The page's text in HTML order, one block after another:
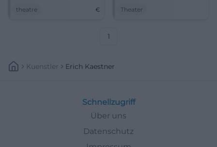
Ein unvergesslicher Abend
theatre €
Asamtheater. 17.10.2026.
Theater
1
Kuenstler Erich Kaestner
Schnellzugriff
Über uns
Datenschutz